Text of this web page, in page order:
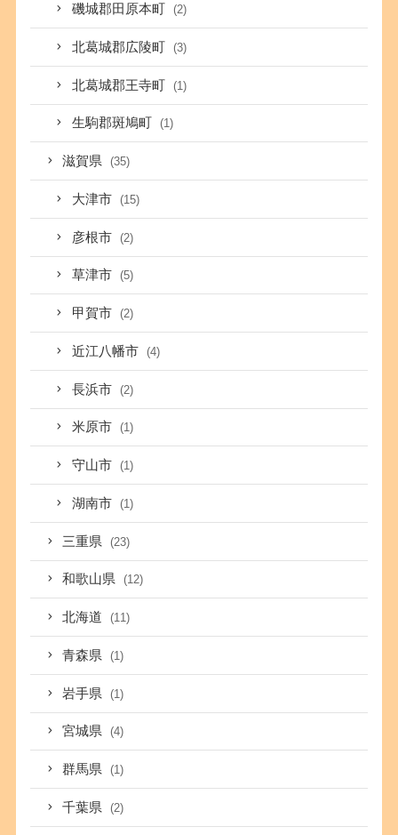
磯城郡田原本町 (2)
北葛城郡広陵町 (3)
北葛城郡王寺町 (1)
生駒郡斑鳩町 (1)
滋賀県 (35)
大津市 (15)
彦根市 (2)
草津市 (5)
甲賀市 (2)
近江八幡市 (4)
長浜市 (2)
米原市 (1)
守山市 (1)
湖南市 (1)
三重県 (23)
和歌山県 (12)
北海道 (11)
青森県 (1)
岩手県 (1)
宮城県 (4)
群馬県 (1)
千葉県 (2)